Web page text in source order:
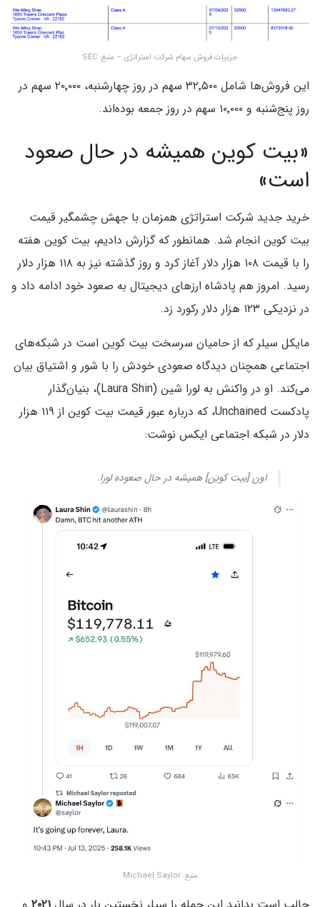
جزییات فروش سهام شرکت استراتژی – منبع: SEC
این فروش‌ها شامل ۳۲٬۵۰۰ سهم در روز چهارشنبه، ۲۰٬۰۰۰ سهم در
روز پنج‌شنبه و ۱۰٬۰۰۰ سهم در روز جمعه بوده‌اند.
«بیت کوین همیشه در حال صعود
است»
خرید جدید شرکت استراتژی همزمان با جهش چشمگیر قیمت
بیت کوین انجام شد. همانطور که گزارش دادیم، بیت کوین هفته
را با قیمت ۱۰۸ هزار دلار آغاز کرد و روز گذشته نیز به ۱۱۸ هزار دلار
رسید. امروز هم پادشاه ارزهای دیجیتال به صعود خود ادامه داد و
در نزدیکی ۱۲۳ هزار دلار رکورد زد.
مایکل سیلر که از حامیان سرسخت بیت کوین است در شبکه‌های
اجتماعی همچنان دیدگاه صعودی خودش را با شور و اشتیاق بیان
می‌کند. او در واکنش به لورا شین (Laura Shin)، بنیان‌گذار
پادکست Unchained، که درباره عبور قیمت بیت کوین از ۱۱۹ هزار
دلار در شبکه اجتماعی ایکس نوشت:
اون [بیت کوین] همیشه در حال صعوده لورا.
منبع: Michael Saylor